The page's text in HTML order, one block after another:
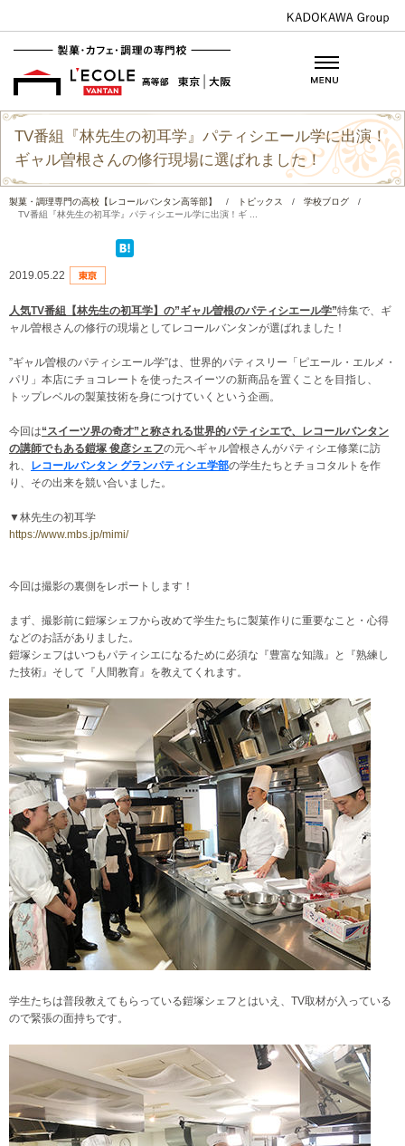
TV番組『林先生の初耳学』パティシエール学に出演！
ギャル曽根さんの修行現場に選ばれました！
製菓・調理専門の高校【レコールバンタン高等部】 / トピックス / 学校ブログ
/
TV番組『林先生の初耳学』パティシエール学に出演！ギ ...
2019.05.22
人気TV番組【林先生の初耳学】の”ギャル曽根のパティシエール学”特集で、ギ
ャル曽根さんの修行の現場としてレコールバンタンが選ばれました！
”ギャル曽根のパティシエール学”は、世界的パティスリー「ピエール・エルメ・
パリ」本店にチョコレートを使ったスイーツの新商品を置くことを目指し、
トップレベルの製菓技術を身につけていくという企画。
今回は“スイーツ界の奇才”と称される世界的パティシエで、レコールバンタン
の講師でもある鎧塚 俊彦シェフの元へギャル曽根さんがパティシエ修業に訪
れ、
レコールバンタン グランパティシエ学部の学生たちとチョコタルトを作
り、その出来を競い合いました。
▼林先生の初耳学
https://www.mbs.jp/mimi/
今回は撮影の裏側をレポートします！
まず、撮影前に鎧塚シェフから改めて学生たちに製菓作りに重要なこと・心得
などのお話がありました。
鎧塚シェフはいつもパティシエになるために必須な『豊富な知識』と『熟練し
た技術』そして『人間教育』を教えてくれます。
学生たちは普段教えてもらっている鎧塚シェフとはいえ、TV取材が入っている
ので緊張の面持ちです。